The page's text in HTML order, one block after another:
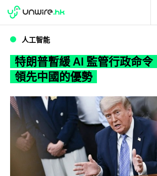
WWDC 2026
人工智能
特朗普暫緩 AI 監管行政命
領先中國的優勢